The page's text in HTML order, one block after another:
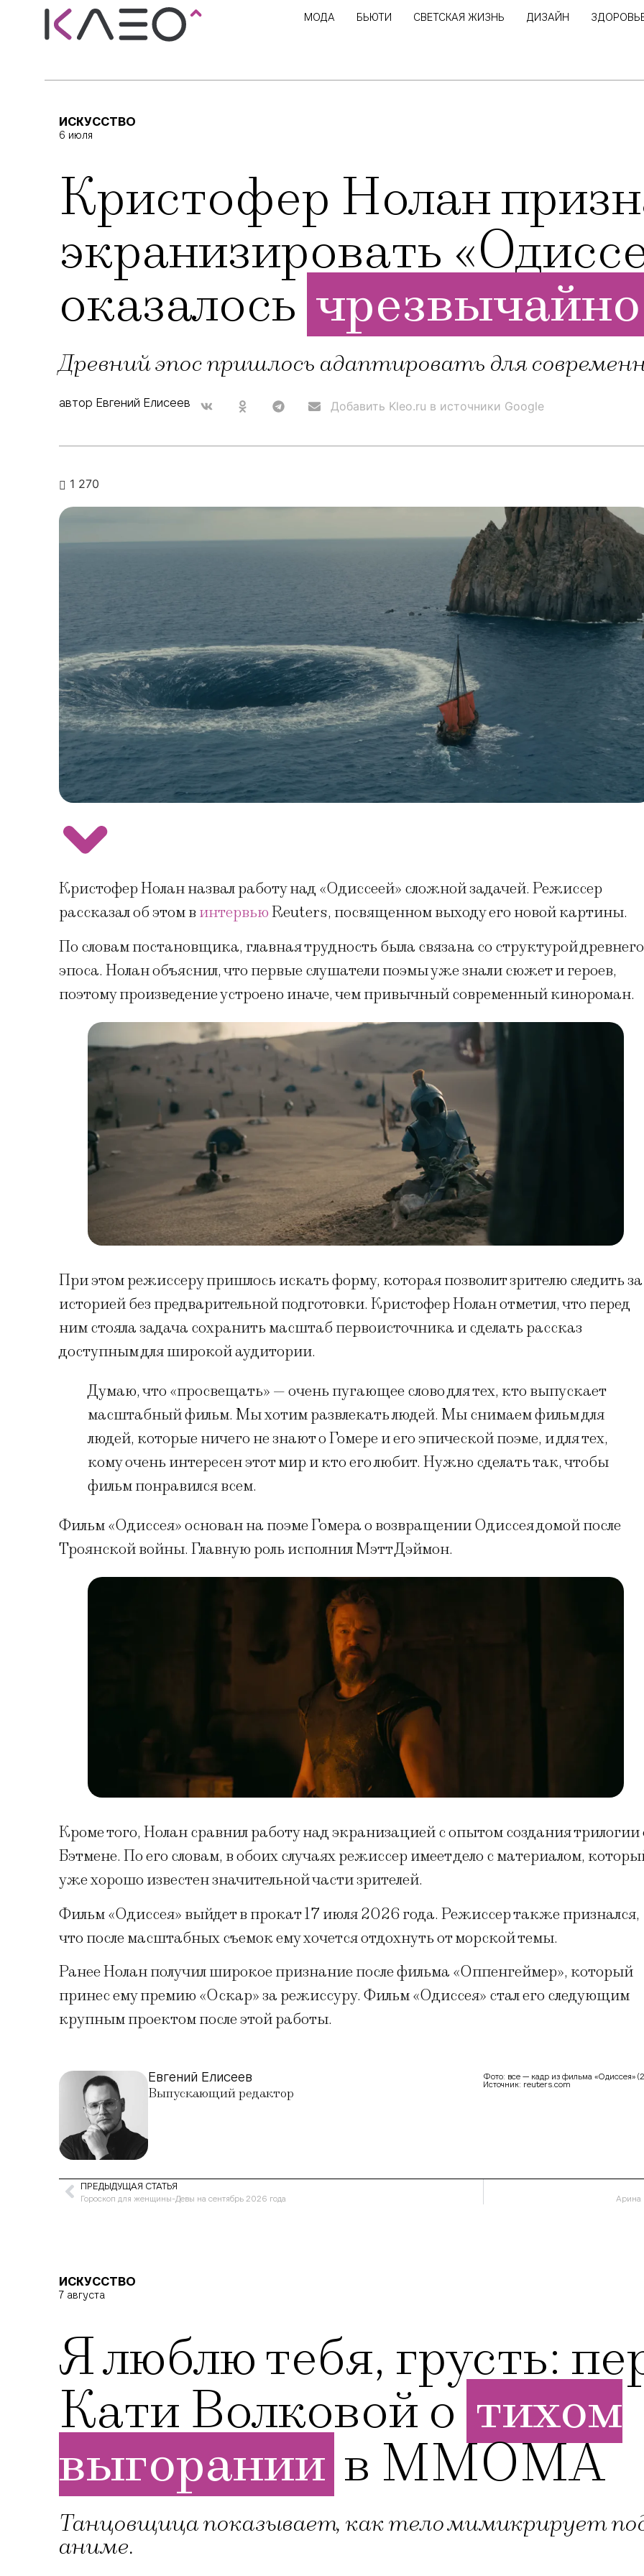
МОДА БЬЮТИ СВЕТСКАЯ ЖИЗНЬ ДИЗАЙН
ИСКУССТВО
6 июля
Кристофер Нолан
экранизировать
оказалось
Древний эпос пришлось адаптировать для
автор Евгений Елисеев Добавить Kleo.ru в источники Google
1 270
Кристофер Нолан назвал работу над «Одиссеей» сложной задачей. Режиссер
рассказал об этом в интервьюReuters, посвященном выходу его новой картины.
По словам постановщика, главная трудность была связана со структурой древнего
эпоса. Нолан объяснил, что первые слушатели поэмы уже знали сюжет и героев,
поэтому произведение устроено иначе, чем привычный современный кинороман.
При этом режиссеру пришлось искать форму, которая позволит зрителю следить за
историей без предварительной подготовки. Кристофер Нолан отметил, что перед
ним стояла задача сохранить масштаб первоисточника и сделать рассказ
доступным для широкой аудитории.
Думаю, что «просвещать» — очень пугающее слово для тех, кто выпускает
масштабный фильм. Мы хотим развлекать людей. Мы снимаем фильм для
людей, которые ничего не знают о Гомере и его эпической поэме, и для тех,
кому очень интересен этот мир и кто его любит. Нужно сделать так, чтобы
фильм понравился всем.
Фильм «Одиссея» основан на поэме Гомера о возвращении Одиссея домой после
Троянской войны. Главную роль исполнил Мэтт Дэймон.
Кроме того, Нолан сравнил работу над экранизацией с опытом создания трилогии
Бэтмене. По его словам, в обоих случаях режиссер имеет дело с материалом,
уже хорошо известен значительной части зрителей.
Фильм «Одиссея» выйдет в прокат 17 июля 2026 года. Режиссер также признался,
что после масштабных съемок ему хочется отдохнуть от морской темы.
Ранее Нолан получил широкое признание после фильма «Оппенгеймер», который
принес ему премию «Оскар» за режиссуру. Фильм «Одиссея» стал его следующим
крупным проектом после этой работы.
Евгений Елисеев
Выпускающий редактор
Фото: все — кадр из фильма «Одиссея»
Источник: reuters.com
ПРЕДЫДУЩАЯ СТАТЬЯ
Гороскоп для женщины-Девы на сентябрь 2026 года Арина
ИСКУССТВО
7 августа
Я люблю тебя, грусть:
Кати Волковой о тихом
выгорании в ММОМА
Танцовщица показывает, как тело мимикрирует
аниме.